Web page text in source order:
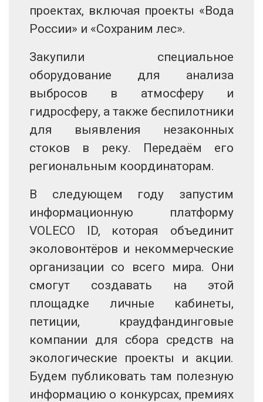
проектах, включая проекты «Вода
России» и «Сохраним лес».
Закупили специальное
оборудование для анализа
выбросов в атмосферу и
гидросферу, а также беспилотники
для выявления незаконных
стоков в реку. Передаём его
региональным координаторам.
В следующем году запустим
информационную платформу
VOLECO ID, которая объединит
эколовонтёров и некоммерческие
организации со всего мира. Они
смогут создавать на этой
площадке личные кабинеты,
петиции, краудфандинговые
компании для сбора средств на
экологические проекты и акции.
Будем публиковать там полезную
информацию о конкурсах, премиях